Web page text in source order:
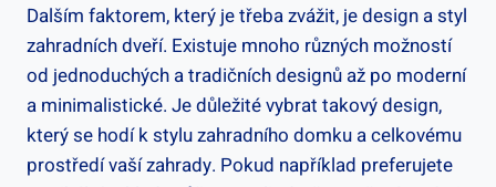
Dalším faktorem, který je třeba zvážit, je design a styl
zahradních dveří. Existuje mnoho různých možností
od jednoduchých a tradičních designů až po moderní
a minimalistické. Je důležité vybrat takový design,
který se hodí k stylu zahradního domku a celkovému
prostředí vaší zahrady. Pokud například preferujete